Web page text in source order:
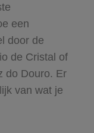
een
door de
de Cristal of
do Douro. Er
van wat je